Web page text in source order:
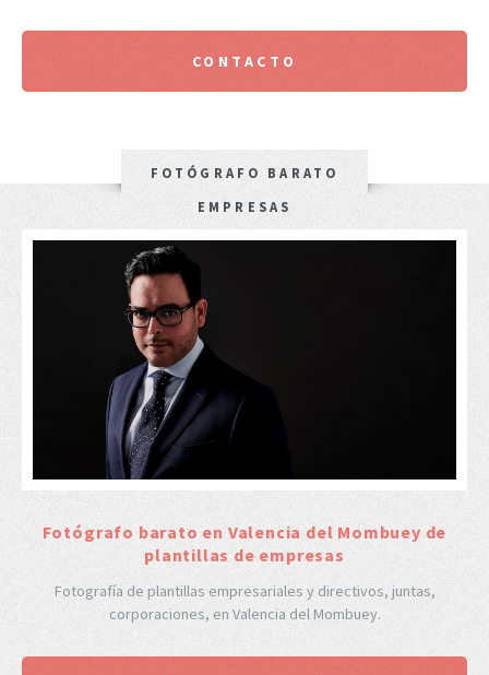
CONTACTO
FOTÓGRAFO BARATO
EMPRESAS
Fotógrafo barato en Valencia del Mombuey de
plantillas de empresas
Fotografía de plantillas empresariales y directivos, juntas,
corporaciones, en Valencia del Mombuey.